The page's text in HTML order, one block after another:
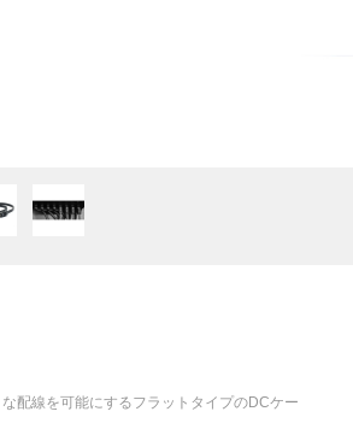
配線を可能にするフラットタイプのDCケー